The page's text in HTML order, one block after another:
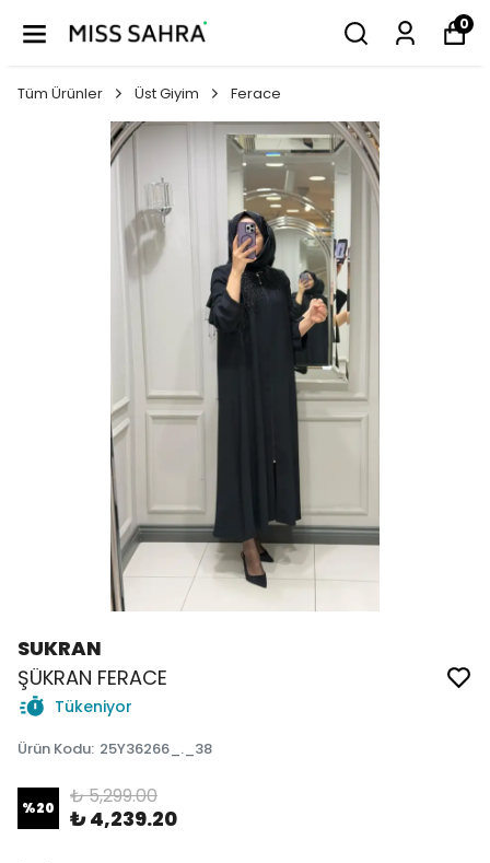
0
Tüm Ürünler Üst Giyim Ferace
SUKRAN
ŞÜKRAN FERACE
Tükeniyor
Ürün Kodu: 25Y36266_._38
%20 ₺ 5,299.00
₺ 4,239.20